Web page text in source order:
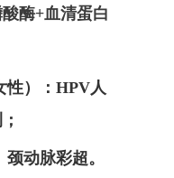
酶+血清蛋白
） ： HPV人
；
动脉彩超。